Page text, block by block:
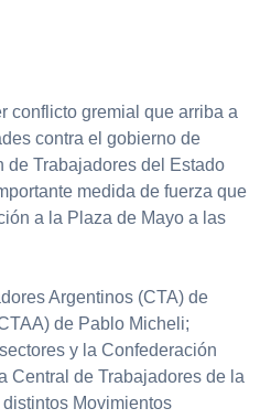
conflicto gremial que arriba a
contra el gobierno de
de Trabajadores del Estado
medida de fuerza que
a la Plaza de Mayo a las
Argentinos (CTA) de
de Pablo Micheli;
y la Confederación
Central de Trabajadores de la
Movimientos